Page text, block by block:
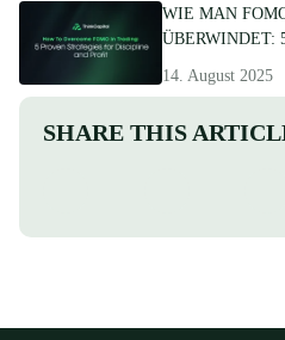
WIE MAN
ÜBERWINDET:
14. August 2025
SHARE THIS